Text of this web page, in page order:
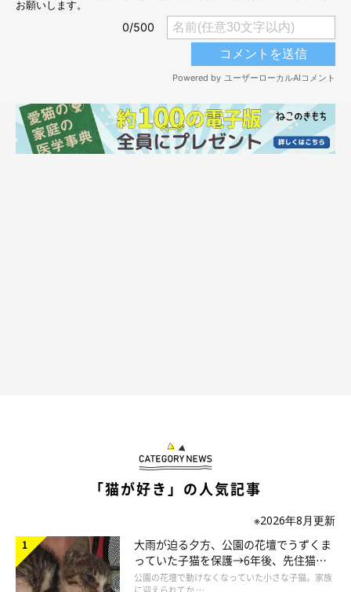
「猫が好き」の人気記事
※2026年8月更新
大雨が迫る夕方、公園の花壇でうずくま
っていた子猫を保護→6年後、先住猫
と“姉妹”のような関係に
公園の花壇で動けなくなっていた小さな子猫。家族